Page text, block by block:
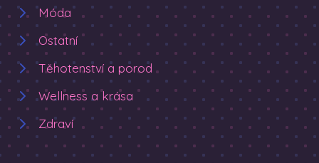
Móda
Ostatní
Těhotenství a porod
Wellness a krása
Zdraví